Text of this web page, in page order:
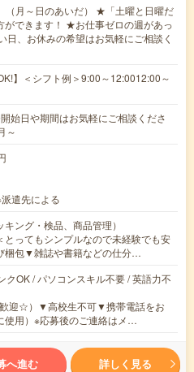
（月～日のあいだ） ★「土曜と日曜だ
ができます！ ★お仕事ゼロの週があっ
日、お休みの希望はお気軽にご相談く
】＜シフト例＞9:00～12:0012:00～
日や期間はお気軽にご相談くださ
～
遣先による
ング・検品、商品管理）
とってもシンプルなので未経験でも安
梱包▼雑誌や書籍などの仕分…
クOK / パソコンスキル不要 / 英語力不
迎☆）▼高校生不可▼携帯電話をお
使用）※応募後のご連絡はメ…
へ進む 詳しく見る